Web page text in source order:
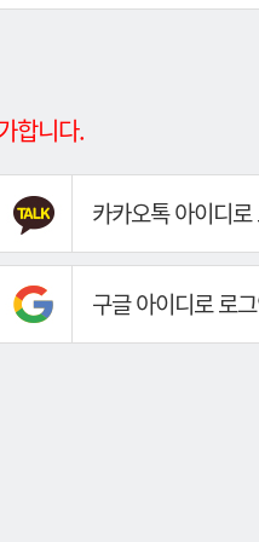
합니다.
카카오톡 아이디로
구글 아이디로 로